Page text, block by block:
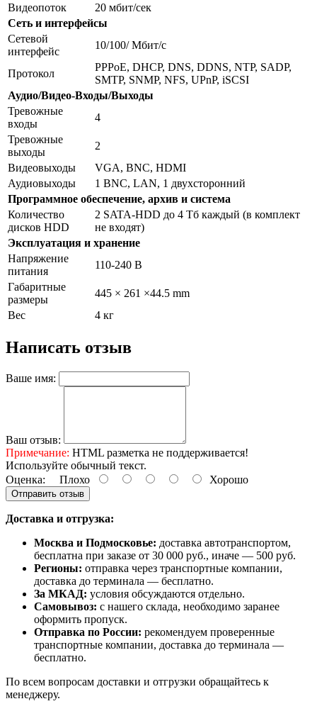
Видеопоток
20 мбит/сек
Сеть и интерфейсы
Сетевой
интерфейс
10/100/ Мбит/с
Протокол
PPPoE, DHCP, DNS, DDNS, NTP, SADP,
SMTP, SNMP, NFS, UPnP, iSCSI
Аудио/Видео-Входы/Выходы
Тревожные
входы
4
Тревожные
выходы
2
Видеовыходы
VGA, BNC, HDMI
Аудиовыходы
1 BNC, LAN, 1 двухсторонний
Программное обеспечение, архив и система
Количество
дисков HDD
2 SATA-HDD до 4 Тб каждый (в комплект
не входят)
Эксплуатация и хранение
Напряжение
питания
110-240 В
Габаритные
размеры
445 × 261 ×44.5 mm
Вес
4 кг
Написать отзыв
Ваше имя:
Ваш отзыв:
Примечание: HTML разметка не поддерживается!
Используйте обычный текст.
Оценка: Плохо Хорошо
Отправить отзыв
Доставка и отгрузка:
Москва и Подмосковье: доставка автотранспортом,
бесплатна при заказе от 30 000 руб., иначе — 500 руб.
Регионы: отправка через транспортные компании,
доставка до терминала — бесплатно.
За МКАД: условия обсуждаются отдельно.
Самовывоз: с нашего склада, необходимо заранее
оформить пропуск.
Отправка по России: рекомендуем проверенные
транспортные компании, доставка до терминала —
бесплатно.
По всем вопросам доставки и отгрузки обращайтесь к
менеджеру.